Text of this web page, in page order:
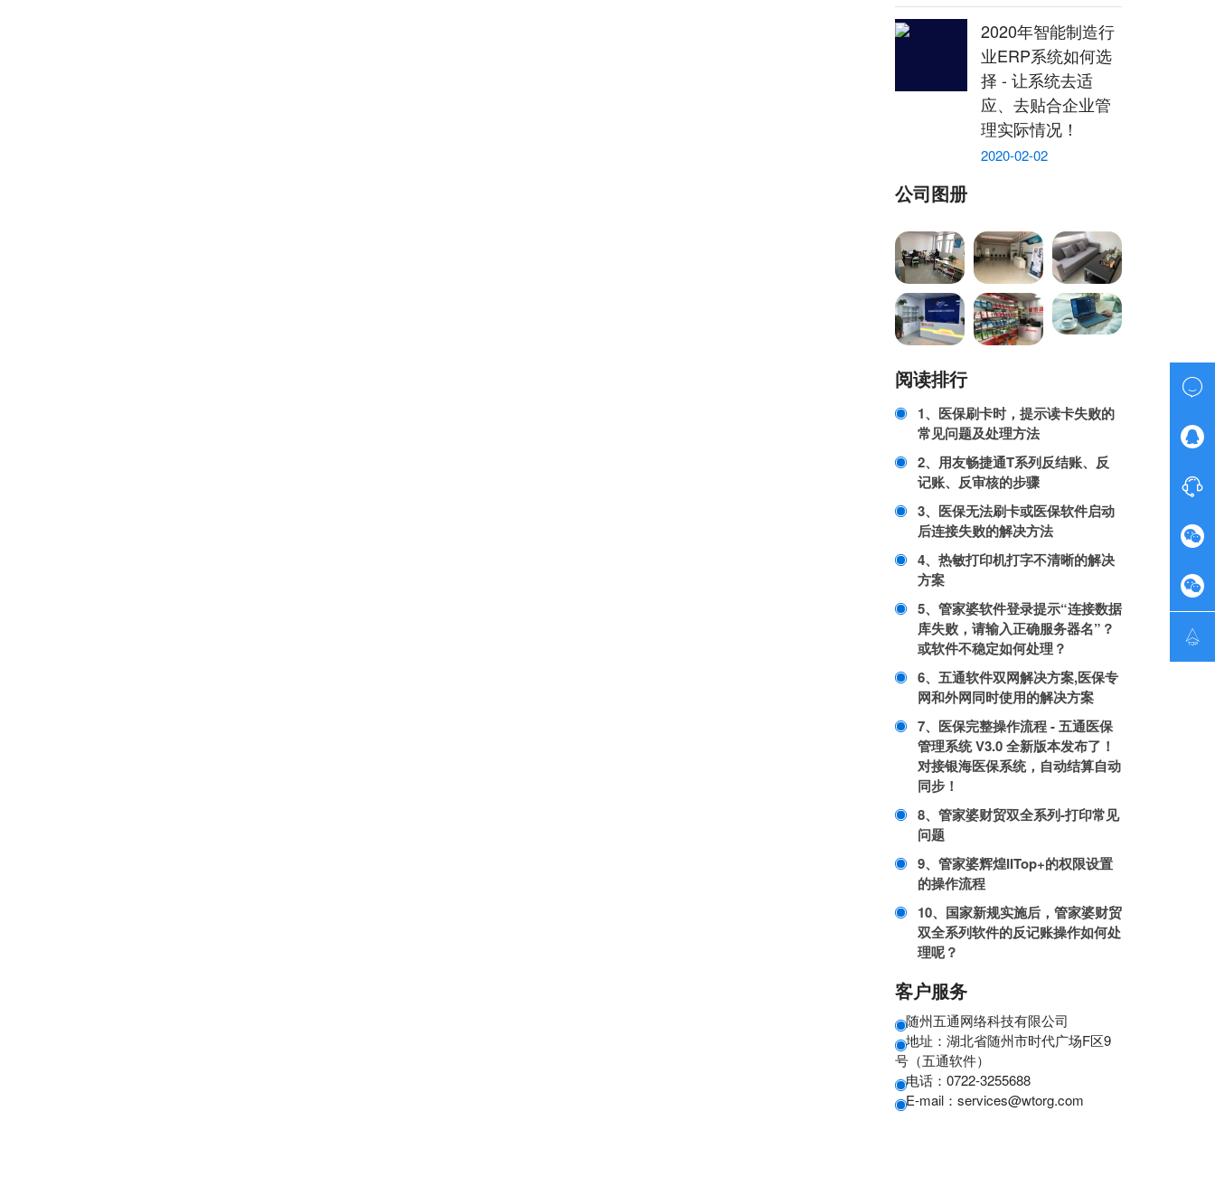
2020年智能制造行
业ERP系统如何选
择 - 让系统去适
应、去贴合企业管
理实际情况！
2020-02-02
公司图册
阅读排行
1、医保刷卡时，提示读卡失败的
常见问题及处理方法
2、用友畅捷通T系列反结账、反
记账、反审核的步骤
3、医保无法刷卡或医保软件启动
后连接失败的解决方法
4、热敏打印机打字不清晰的解决
方案
5、管家婆软件登录提示“连接数据
库失败，请输入正确服务器名”？
或软件不稳定如何处理？
6、五通软件双网解决方案,医保专
网和外网同时使用的解决方案
7、医保完整操作流程 - 五通医保
管理系统 V3.0 全新版本发布了！
对接银海医保系统，自动结算自动
同步！
8、管家婆财贸双全系列-打印常见
问题
9、管家婆辉煌IITop+的权限设置
的操作流程
10、国家新规实施后，管家婆财贸
双全系列软件的反记账操作如何处
理呢？
客户服务
随州五通网络科技有限公司
地址：湖北省随州市时代广场F区9
号（五通软件）
电话：0722-3255688
E-mail：services@wtorg.com





